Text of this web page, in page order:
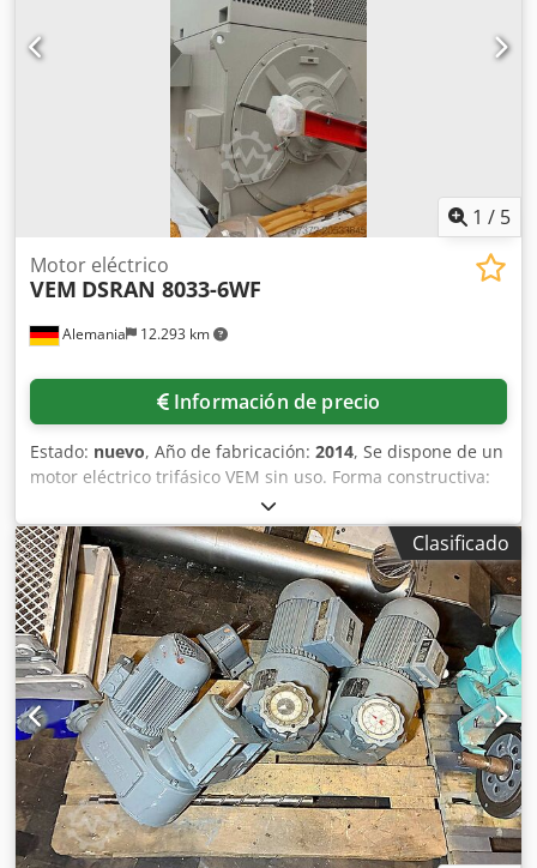
1 / 5
Alemania 12.293 km
Motor eléctrico
VEM DSRAN 8033-6WF
Información de precio
Estado: nuevo, Año de fabricación: 2014, Se dispone de un
motor eléctrico trifásico VEM sin uso. Forma constructiva:
IM1001, grado de protección: IP55, sentido de giro: CCW
(antihorario), clase de aislamiento: F, sistema de
lubricación: Shell Alvania RL3, potencia nominal: 4600kW
(4,6MW), tensión nominal: 6300V, corriente nominal: 460A,
factor de potencia: 0,88, tensión de rotor: 2000V, velocidad
nominal: 994rpm, momento de inercia: 690kgm/m².
Dimensiones de la máquina (L/A/H): aprox.
4150mm/2300mm/1900mm, peso: aprox. 20000kg. La
máquina es sin uso y por tanto, como nueva.
Documentación disponible. Es posible una inspección in
situ. Dsdpfx Absxwywzegowa
Clasificado